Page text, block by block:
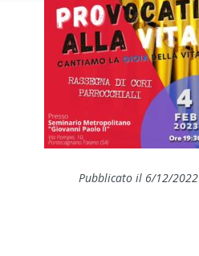
Pubblicato il 6/12/2022